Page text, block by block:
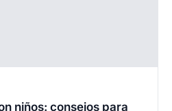
niños: consejos para